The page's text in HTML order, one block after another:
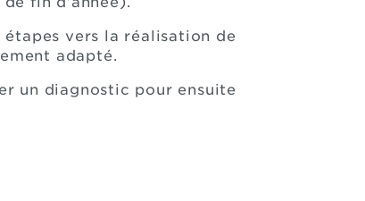
vers la réalisation de
adapté.
un diagnostic pour ensuite